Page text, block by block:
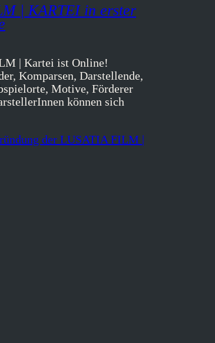
| KARTEI in erster
| Kartei ist Online!
Komparsen, Darstellende,
Motive, Förderer
können sich